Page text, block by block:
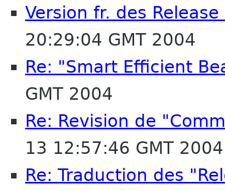
Version fr. des
20:29:04 GMT 2004
Re: "Smart Efficient
GMT 2004
Re: Revision de
13 12:57:46 GMT 2004
Re: Traduction des